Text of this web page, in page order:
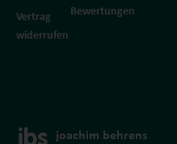
joachim behrens
Vertrag
widerrufen
Bewertungen